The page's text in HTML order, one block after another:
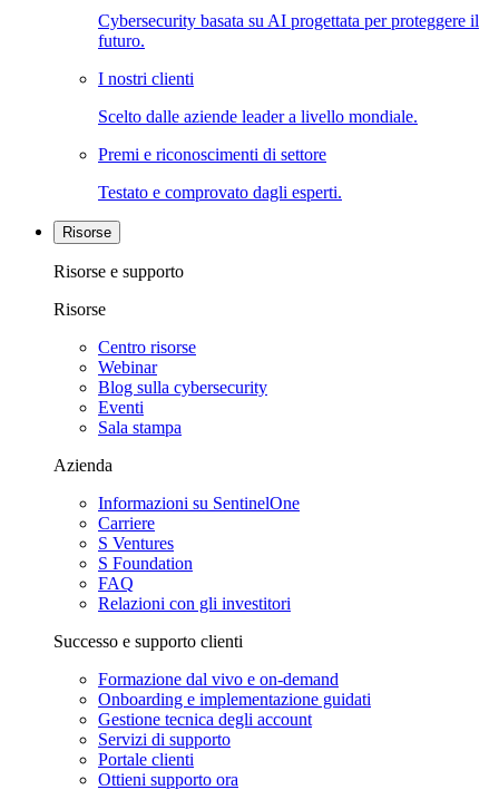
Cybersecurity basata su AI progettata per proteggere il
futuro.
I nostri clienti
Scelto dalle aziende leader a livello mondiale.
Premi e riconoscimenti di settore
Testato e comprovato dagli esperti.
Risorse
Risorse e supporto
Risorse
Centro risorse
Webinar
Blog sulla cybersecurity
Eventi
Sala stampa
Azienda
Informazioni su SentinelOne
Carriere
S Ventures
S Foundation
FAQ
Relazioni con gli investitori
Successo e supporto clienti
Formazione dal vivo e on-demand
Onboarding e implementazione guidati
Gestione tecnica degli account
Servizi di supporto
Portale clienti
Ottieni supporto ora